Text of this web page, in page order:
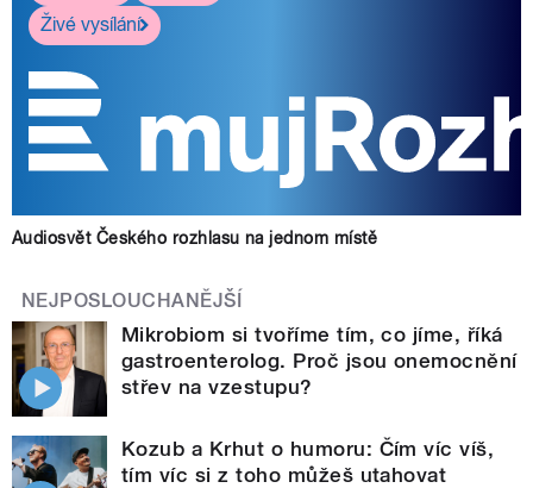
Živé vysílání
Audiosvět Českého rozhlasu na jednom místě
NEJPOSLOUCHANĚJŠÍ
Mikrobiom si tvoříme tím, co jíme, říká
gastroenterolog. Proč jsou onemocnění
střev na vzestupu?
Kozub a Krhut o humoru: Čím víc víš,
tím víc si z toho můžeš utahovat